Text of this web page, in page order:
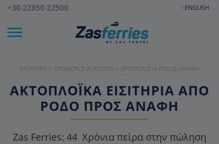
+30 22850 22500 ENGLISH
ZASFERRIES: ΔΡΟΜΟΛΌΓΙΑ ΠΛΟΊΩΝ > ΔΡΟΜΟΛΌΓΙΑ ΡΌΔΟΣ-ΑΝΆΦΗ
ΑΚΤΟΠΛΟΪΚΑ ΕΙΣΙΤΉΡΙΑ ΑΠΌ
ΡΌΔΟ ΠΡΟΣ ΑΝΆΦΗ
Zas Ferries: 44 Χρόνια πείρα στην πώληση